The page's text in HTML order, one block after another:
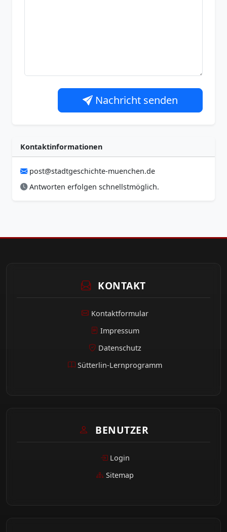
Nachricht senden
Kontaktinformationen
post@stadtgeschichte-muenchen.de
Antworten erfolgen schnellstmöglich.
KONTAKT
Kontaktformular
Impressum
Datenschutz
Sütterlin-Lernprogramm
BENUTZER
Login
Sitemap